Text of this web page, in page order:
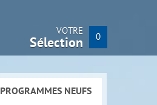
VOTRE
Sélection 0
PROGRAMMES NEUFS